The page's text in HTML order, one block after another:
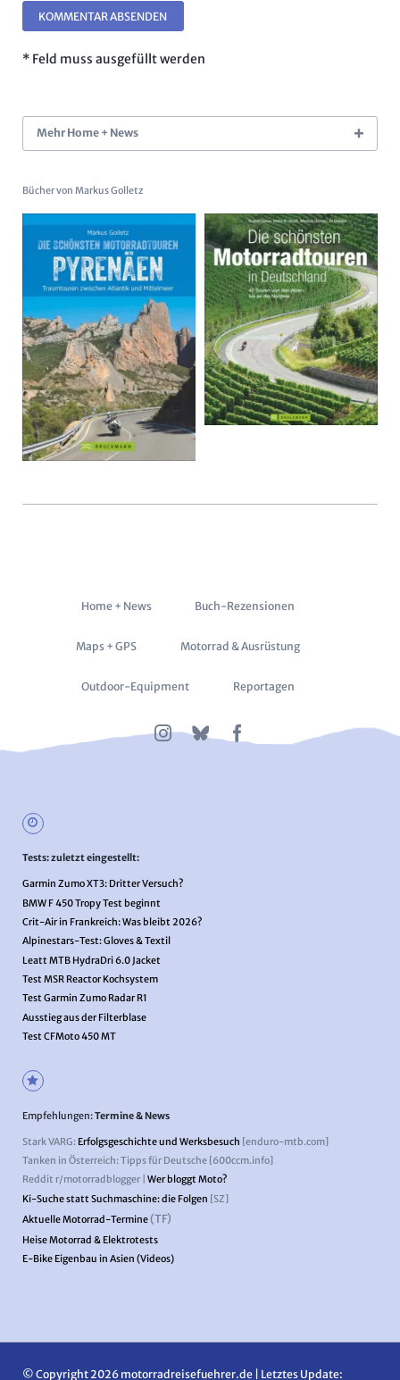
KOMMENTAR ABSENDEN
* Feld muss ausgefüllt werden
Mehr Home + News
Bücher von Markus Golletz
Navigation
Home + News Buch-Rezensionen
Maps + GPS Motorrad & Ausrüstung
Outdoor-Equipment Reportagen
Tests: zuletzt eingestellt:
Garmin Zumo XT3: Dritter Versuch?
BMW F 450 Tropy Test beginnt
Crit-Air in Frankreich: Was bleibt 2026?
Alpinestars-Test: Gloves & Textil
Leatt MTB HydraDri 6.0 Jacket
Test MSR Reactor Kochsystem
Test Garmin Zumo Radar R1
Ausstieg aus der Filterblase
Test CFMoto 450 MT
Empfehlungen:Termine & News
Stark VARG: Erfolgsgeschichte und Werksbesuch [enduro-mtb.com]
Tanken in Österreich: Tipps für Deutsche [600ccm.info]
Reddit r/motorradblogger | Wer bloggt Moto?
Ki-Suche statt Suchmaschine: die Folgen [SZ]
Aktuelle Motorrad-Termine(TF)
Heise Motorrad & Elektrotests
E-Bike Eigenbau in Asien (Videos)
© Copyright 2026 motorradreisefuehrer.de | Letztes Update: